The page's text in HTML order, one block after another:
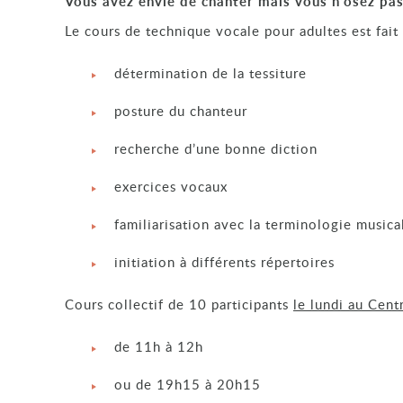
Le cours de technique vocale pour adultes est
détermination de la tessiture
posture du chanteur
recherche d’une bonne diction
exercices vocaux
familiarisation avec la terminologie
initiation à différents répertoires
Cours collectif de 10 participants le lundi au
de 11h à 12h
ou de 19h15 à 20h15